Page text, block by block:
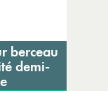
panier
berceau
demi-